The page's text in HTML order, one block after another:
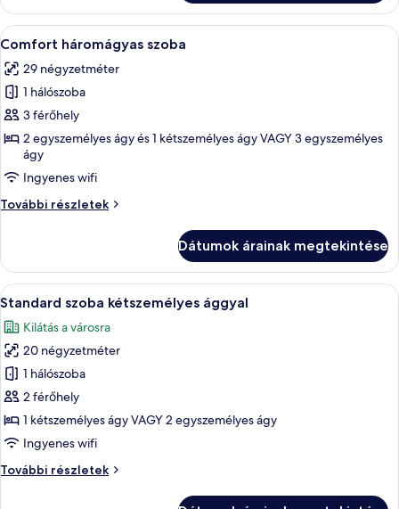
további
részletei
A
következő
szoba
összes
képének
megtekintése:
Comfort
háromágyas
szoba
Egy szállodai szoba két ágyjal,
4
Comfort háromágyas szoba
29 négyzetméter
1 hálószoba
3 férőhely
2 egyszemélyes ágy és 1 kétszemélyes ágy VAGY 3 egyszemélyes
ágy
Ingyenes wifi
További részletek
Comfort
részletei
Dátumok árainak megtekintése
A
következő
szoba
összes
képének
megtekintése:
Standard
szoba
kétszemélyes
ággyal
Egy gondosan megterített ágy fehér
4
Standard szoba kétszemélyes ággyal
Kilátás a városra
20 négyzetméter
1 hálószoba
2 férőhely
1 kétszemélyes ágy VAGY 2 egyszemélyes ágy
Ingyenes wifi
További részletek
Standard